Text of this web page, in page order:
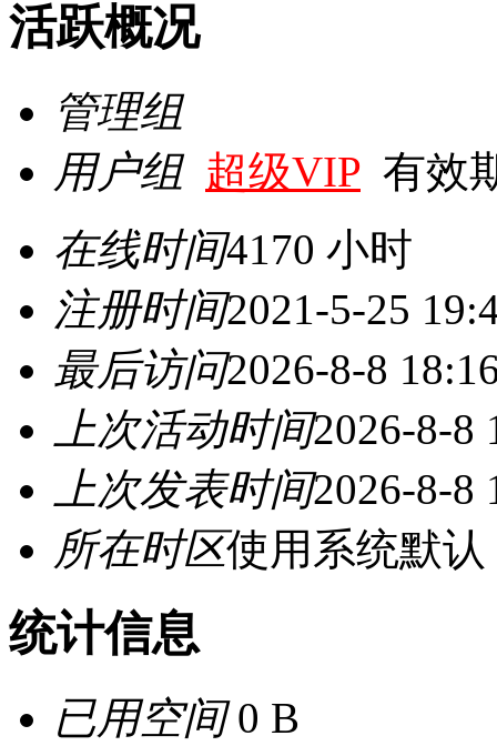
活跃概况
管理组
用户组 超级VIP 有效
在线时间4170 小时
注册时间2021-5-25
最后访问2026-8-8
上次活动时间2026-8-8
上次发表时间2026-8-8
所在时区使用系统默认
统计信息
已用空间0 B